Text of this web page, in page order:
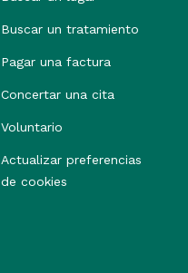
Buscar un tratamiento
Pagar una factura
Concertar una cita
Voluntario
Actualizar preferencias
de cookies